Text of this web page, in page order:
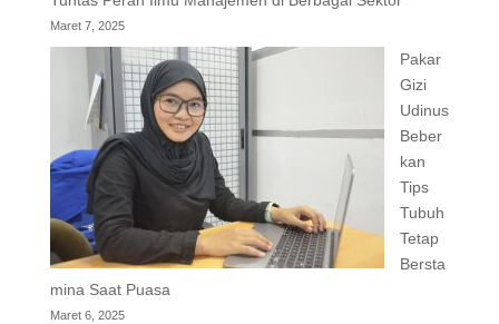
Maret 7, 2025
Pakar
Gizi
Udinus
Beber
kan
Tips
Tubuh
Tetap
Bersta
mina Saat Puasa
Maret 6, 2025